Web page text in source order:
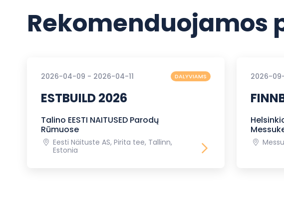
Rekomenduojamos
2026-04-09 - 2026-04-11 DALYVIAMS
ESTBUILD 2026
Talino EESTI NAITUSED Parodų
Rūmuose
Eesti Näituste AS, Pirita tee, Tallinn,
Estonia
2026-